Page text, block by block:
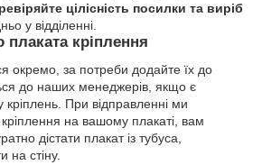
цілісність посилки та виріб
у відділенні.
плаката кріплення
окремо, за потреби додайте їх до
до наших менеджерів, якщо є
При відправленні ми
на вашому плакаті, вам
дістати плакат із тубуса,
на стіну.